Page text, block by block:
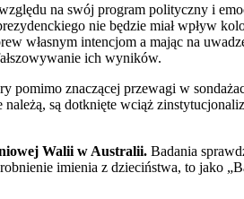
na swój program polityczny i
nie będzie miał wpływ
własnym intencjom a mając na
ich wyników.
pomimo znaczącej przewagi w
są dotknięte wciąż
Walii w Australii. Badania
imienia z dzieciństwa, to jako